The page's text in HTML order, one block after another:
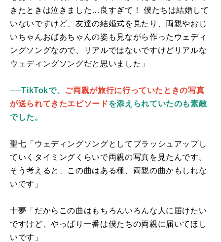
きたときは泣きました…良すぎて！ 僕たちは結婚して
いないですけど、友達の結婚式を見たり、両親やおじ
いちゃんおばあちゃんの姿も見ながら作ったウェディ
ングソングなので、リアルではないですけどリアルな
ウェディングソングだと思いました」
──TikTokで、 ご両親が旅行に行っていたときの写真
が送られてきたエピソードを添えられていたのも素敵
でした。
聖七「ウェディングソングとしてブラッシュアップし
ていくタイミングくらいで両親の写真を見たんです。
そう考えると、この曲はある種、両親の曲かもしれな
いです」
十夢「だからこの曲はもちろんいろんな人に届けたい
ですけど、やっぱり一番は僕たちの両親に届いてほし
いです」